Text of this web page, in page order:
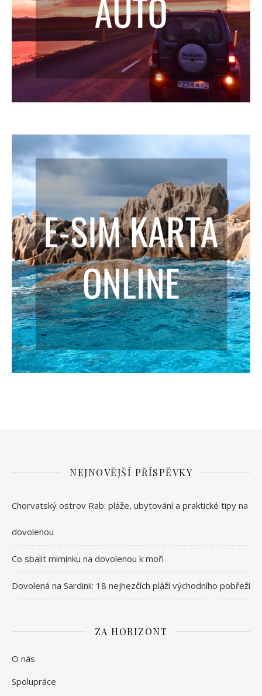
NEJNOVĚJŠÍ PŘÍSPĚVKY
Chorvatský ostrov Rab: pláže, ubytování a praktické tipy na
dovolenou
Co sbalit miminku na dovolenou k moři
Dovolená na Sardinii: 18 nejhezčích pláží východního pobřeží
ZA HORIZONT
O nás
Spolupráce